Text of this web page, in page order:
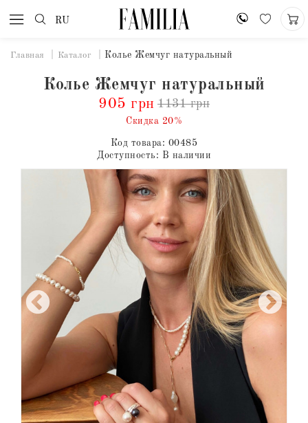
RU
Главная Каталог Колье Жемчуг натуральный
Колье Жемчуг натуральный
905 грн 1131 грн
Скидка 20%
Код товара: 00485
Доступность: В наличии